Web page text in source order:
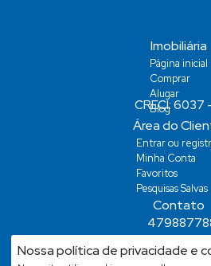
Nossa política de privacidade e
Imobiliária
Página inicial
Comprar
Alugar
Blog
Área do
Entrar ou
Minha Conta
Favoritos
Pesquisas Salvas
Contato